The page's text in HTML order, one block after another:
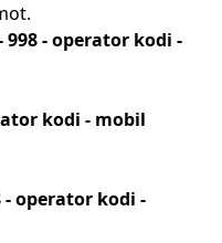
- operator kodi -
kodi - mobil
- operator kodi -